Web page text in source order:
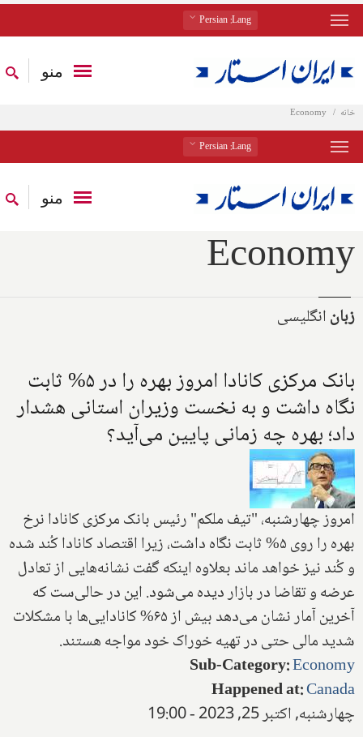
Lang
: Persian
منو
خانه Economy
Lang
: Persian
منو
Economy
زبانانگلیسی
بانک مرکزی کانادا امروز بهره را در ۵% ثابت
نگاه داشت و به نخست وزیران استانی هشدار
داد؛ بهره چه زمانی پایین می‌آید؟
امروز چهارشنبه، "تیف ملکم" رئیس بانک مرکزی کانادا نرخ
بهره را روی ۵% ثابت نگاه داشت، زیرا اقتصاد کانادا کُند شده
و کُند نیز خواهد ماند بعلاوه اینکه گفت نشانه‌هایی از تعادل
عرضه و تقاضا در بازار دیده می‌شود. این در حالی‌ست که
آخرین آمار نشان می‌دهد بیش از ۶۵% کانادایی‌ها با مشکلات
شدید مالی حتی در تهیه خوراک خود مواجه هستند.
Sub-Category:Economy
Happened at:Canada
چهارشنبه, اکتبر 25, 2023 - 19:00